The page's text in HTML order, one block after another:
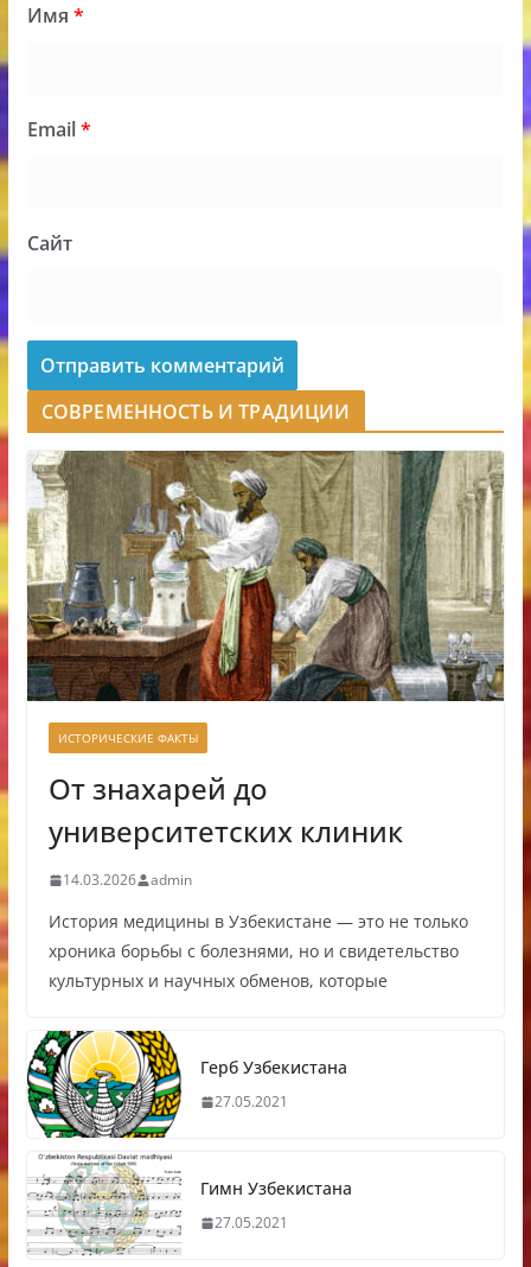
Имя *
Email*
Сайт
СОВРЕМЕННОСТЬ И ТРАДИЦИИ
ИСТОРИЧЕСКИЕ ФАКТЫ
От знахарей до
университетских клиник
14.03.2026 admin
История медицины в Узбекистане — это не только
хроника борьбы с болезнями, но и свидетельство
культурных и научных обменов, которые
Герб Узбекистана
27.05.2021
Гимн Узбекистана
27.05.2021